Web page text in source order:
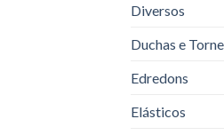
Diversos
Duchas e
Edredons
Elásticos